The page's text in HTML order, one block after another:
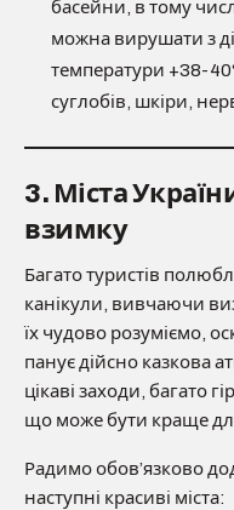
басейни, в тому
можна вирушати з
температури +38-
суглобів, шкіри,
3. Міста
взимку
Багато туристів
канікули, вивчаючи
їх чудово розуміємо,
панує дійсно казкова
цікаві заходи, багато
що може бути краще
Радимо обов’язково
наступні красиві міста: